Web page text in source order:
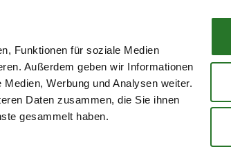
Funktionen für soziale Medien
Außerdem geben wir Informationen
Werbung und Analysen weiter.
Daten zusammen, die Sie ihnen
gesammelt haben.
Ratgeber Gutscheine Karriere